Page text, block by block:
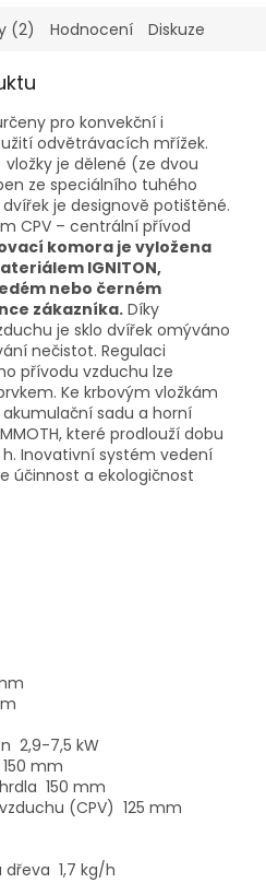
(2) Hodnocení Diskuze
pro konvekční i
odvětrávacích mřížek.
je dělené (ze dvou
ze speciálního tuhého
je designově potištěné.
CPV – centrální přívod
komora je vyložena
IGNITON,
nebo černém
zákazníka. Díky
je sklo dvířek omýváno
nečistot. Regulaci
přívodu vzduchu lze
Ke krbovým vložkám
sadu a horní
které prodlouží dobu
Inovativní systém vedení
účinnost a ekologičnost
2,9-7,5 kW
150 mm
150 mm
(CPV) 125 mm
dřeva 1,7 kg/h